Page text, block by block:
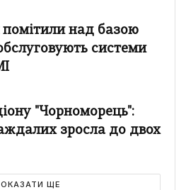
помітили над базою
системи
"Чорноморець":
зросла до двох
ЩЕ